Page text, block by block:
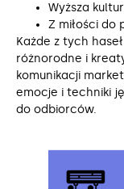
Wyższa
Z miłości do
Każde z tych
różnorodne i
komunikacji
emocje i techniki
do odbiorców.